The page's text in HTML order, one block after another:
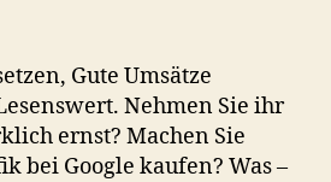
die
Menschlichkeit?
Gute Umsätze
Nehmen Sie ihr
ernst? Machen Sie
bei Google kaufen? Was –